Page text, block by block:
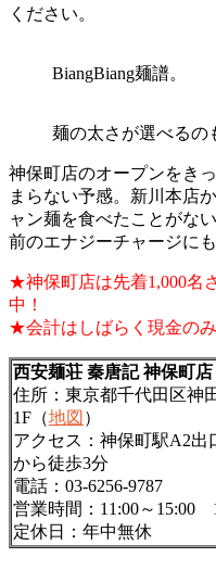
ください。
BiangBiang麺譜。
麺の太さが選べるの
神保町店のオープンをき
まらない予感。新川本店
ャン麺を食べたことがな
前のエナジーチャージに
★神保町店は先着1,000名
中！
★会計はしばらく現金のみ
西安麺荘 秦唐記 神保町店
住所：東京都千代田区神
1F（地図 ）
アクセス：神保町駅A2出
から徒歩3分
電話：03-6256-9787
営業時間： 11:00～15:00
定休日：年中無休